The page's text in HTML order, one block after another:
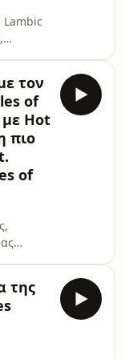
Lambic
για
σε όλη
που
σε
όλον
τον
of
με Hot
πιο
of
να
τύπο
της